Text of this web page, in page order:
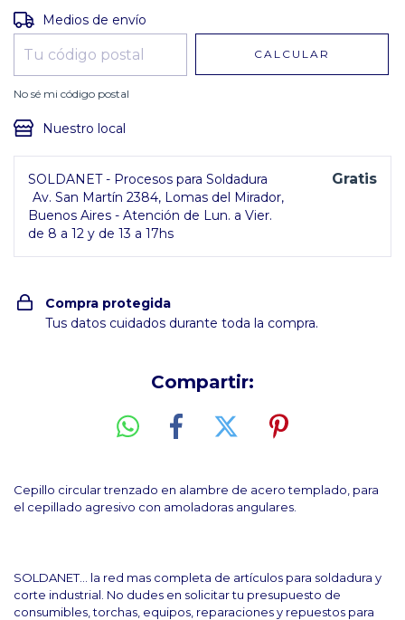
Entregas para el CP:
Medios de envío
CALCULAR
No sé mi código postal
Nuestro local
SOLDANET - Procesos para Soldadura
Av. San Martín 2384, Lomas del Mirador,
Buenos Aires - Atención de Lun. a Vier.
de 8 a 12 y de 13 a 17hs
Gratis
Compra protegida
Tus datos cuidados durante toda la compra.
Compartir:
Cepillo circular trenzado en alambre de acero templado, para
el cepillado agresivo con amoladoras angulares.
SOLDANET... la red mas completa de artículos para soldadura y
corte industrial. No dudes en solicitar tu presupuesto de
consumibles, torchas, equipos, reparaciones y repuestos para